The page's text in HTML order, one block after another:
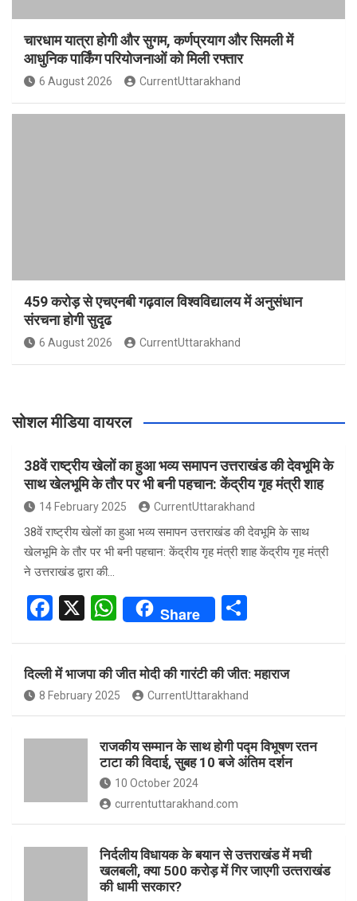
चारधाम यात्रा होगी और सुगम, कर्णप्रयाग और सिमली में
आधुनिक पार्किंग परियोजनाओं को मिली रफ्तार
6 August 2026 CurrentUttarakhand
459 करोड़ से एचएनबी गढ़वाल विश्वविद्यालय में अनुसंधान
संरचना होगी सुदृढ
6 August 2026 CurrentUttarakhand
सोशल मीडिया वायरल
38वें राष्ट्रीय खेलों का हुआ भव्य समापन उत्तराखंड की देवभूमि के
साथ खेलभूमि के तौर पर भी बनी पहचान: केंद्रीय गृह मंत्री शाह
14 February 2025 CurrentUttarakhand
38वें राष्ट्रीय खेलों का हुआ भव्य समापन उत्तराखंड की देवभूमि के साथ
खेलभूमि के तौर पर भी बनी पहचान: केंद्रीय गृह मंत्री शाह केंद्रीय गृह मंत्री
ने उत्तराखंड द्वारा की…
F
ce
b
o
o
X
W
at
s
A
p
p
Share
e
दिल्ली में भाजपा की जीत मोदी की गारंटी की जीत: महाराज
8 February 2025 CurrentUttarakhand
राजकीय सम्मान के साथ होगी पद्म विभूषण रतन
टाटा की विदाई, सुबह 10 बजे अंतिम दर्शन
10 October 2024
currentuttarakhand.com
निर्दलीय विधायक के बयान से उत्तराखंड में मची
खलबली, क्‍या 500 करोड़ में गिर जाएगी उत्‍तराखंड
की धामी सरकार?